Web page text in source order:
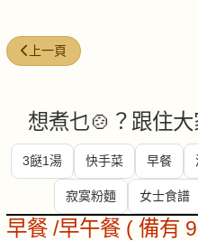
上一篇文章: 辣豆瓣 (Sichuan
上一頁
想煮乜🍲？跟住
3餸1湯 快手菜 早餐
寂寞粉麵 女士食譜
早餐 /早午餐 ( 備有